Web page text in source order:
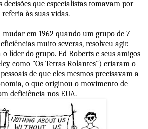
decisões que especialistas tomavam por
às suas vidas.
em 1962 quando um grupo de 7
muito severas, resolveu agir.
o líder do grupo. Ed Roberts e seus amigos
como "Os Tetras Rolantes") criaram o
de que eles mesmos precisavam a
o que originou o movimento de
deficiência nos EUA.